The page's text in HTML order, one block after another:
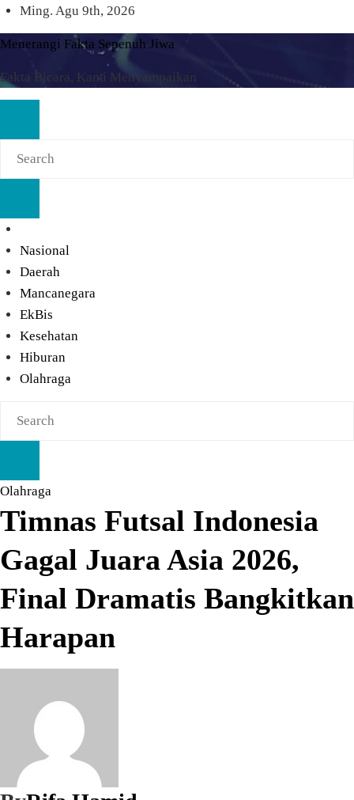
Skip
to
content
Ming. Agu 9th, 2026
Menerangi Fakta Sepenuh Jiwa
Fakta Bicara, Kami Menyampaikan
Nasional
Daerah
Mancanegara
EkBis
Kesehatan
Hiburan
Olahraga
Olahraga
Timnas Futsal Indonesia
Gagal Juara Asia 2026,
Final Dramatis Bangkitkan
Harapan